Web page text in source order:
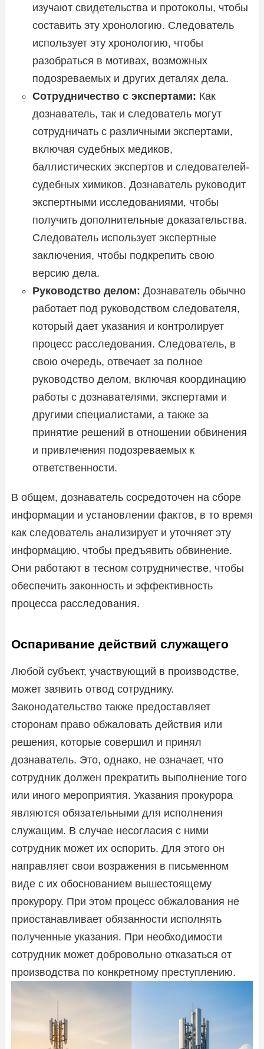
изучают свидетельства и протоколы, чтобы
составить эту хронологию. Следователь
использует эту хронологию, чтобы
разобраться в мотивах, возможных
подозреваемых и других деталях дела.
Сотрудничество с экспертами: Как
дознаватель, так и следователь могут
сотрудничать с различными экспертами,
включая судебных медиков,
баллистических экспертов и следователей-
судебных химиков. Дознаватель руководит
экспертными исследованиями, чтобы
получить дополнительные доказательства.
Следователь использует экспертные
заключения, чтобы подкрепить свою
версию дела.
Руководство делом: Дознаватель обычно
работает под руководством следователя,
который дает указания и контролирует
процесс расследования. Следователь, в
свою очередь, отвечает за полное
руководство делом, включая координацию
работы с дознавателями, экспертами и
другими специалистами, а также за
принятие решений в отношении обвинения
и привлечения подозреваемых к
ответственности.
В общем, дознаватель сосредоточен на сборе
информации и установлении фактов, в то время
как следователь анализирует и уточняет эту
информацию, чтобы предъявить обвинение.
Они работают в тесном сотрудничестве, чтобы
обеспечить законность и эффективность
процесса расследования.
Оспаривание действий служащего
Любой субъект, участвующий в производстве,
может заявить отвод сотруднику.
Законодательство также предоставляет
сторонам право обжаловать действия или
решения, которые совершил и принял
дознаватель. Это, однако, не означает, что
сотрудник должен прекратить выполнение того
или иного мероприятия. Указания прокурора
являются обязательными для исполнения
служащим. В случае несогласия с ними
сотрудник может их оспорить. Для этого он
направляет свои возражения в письменном
виде с их обоснованием вышестоящему
прокурору. При этом процесс обжалования не
приостанавливает обязанности исполнять
полученные указания. При необходимости
сотрудник может добровольно отказаться от
производства по конкретному преступлению.